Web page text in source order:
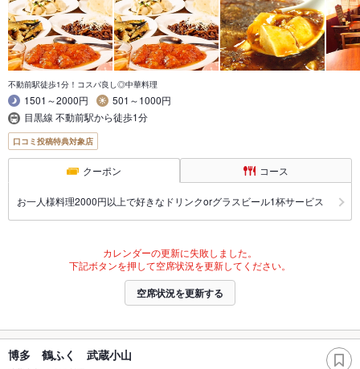
不動前駅徒歩1分！コスパ良し◎中華料理
1501～2000円
501～1000円
目黒線 不動前駅から徒歩1分
口コミ投稿特典対象店
クーポン コース
お一人様料理2000円以上で好きなドリンクorグラスビール1杯サービス
カレンダーの更新に失敗しました。
下記ボタンを押して空席状況を更新してください。
空席状況を更新する
博多 鶴ふく 武蔵小山